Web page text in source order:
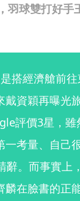
球雙打好手
搭經濟艙前
資穎再曝光
評價3星，雖
考量、自己
辭。而事實上
在臉書的正